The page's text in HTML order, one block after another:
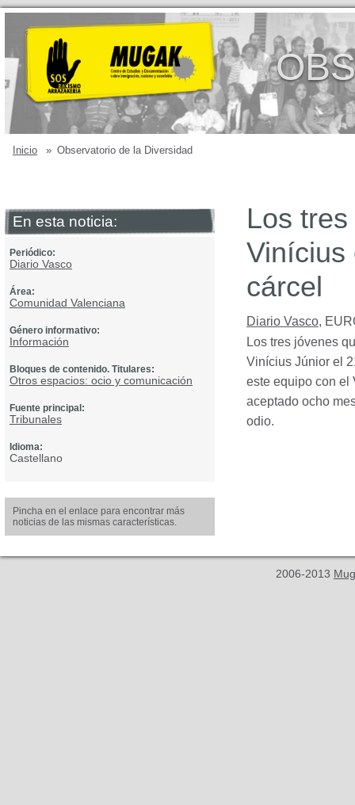
Inicio » Observatorio de la Diversidad
En esta noticia:
Periódico:
Diario Vasco
Área:
Comunidad Valenciana
Género informativo:
Información
Bloques de contenido. Titulares:
Otros espacios: ocio y comunicación
Fuente principal:
Tribunales
Idioma:
Castellano
Pincha en el enlace para encontrar más
noticias de las mismas características.
Los
Vinícius
cárcel
Diario Vasco,
Los tres jóvenes
Vinícius Júnior el
este equipo con el
aceptado ocho
odio.
2006-2013